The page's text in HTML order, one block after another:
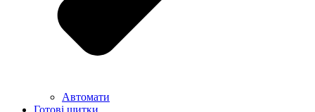
Автомати
Готові щитки